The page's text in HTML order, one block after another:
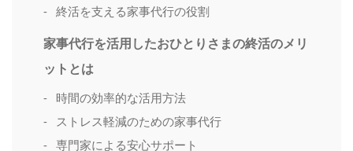
終活を支える家事代行の役割
家事代行を活用したおひとりさまの終活のメリ
ットとは
時間の効率的な活用方法
ストレス軽減のための家事代行
専門家による安心サポート